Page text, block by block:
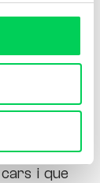
de la
és la
digna i bé
i que